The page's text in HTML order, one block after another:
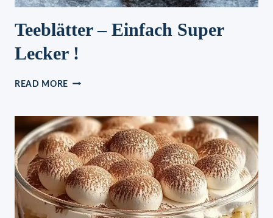
Teeblätter – Einfach Super
Lecker !
READ MORE TEEBLÄTTER
SUPER
LECKER
!